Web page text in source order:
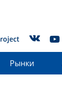
Рынки